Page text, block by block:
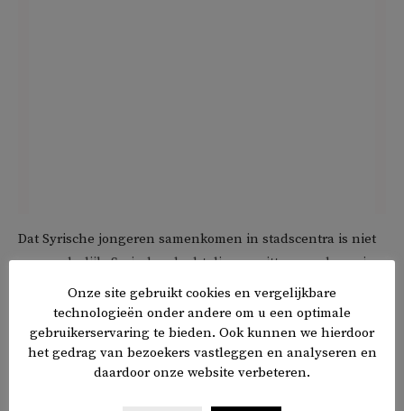
Dat Syrische jongeren samenkomen in stadscentra is niet
verwonderlijk. Syrische vluchtelingen zitten zonder enig
perspectief opgekropt in overvolle opvangplekken, waar
ze al maanden wachten op een nieuwe start. Sinds de
machtsgreep in Syrië geldt er een beslisstop voor Syrische
vluchtelingen, wat tot nog langere wachttijden leidt. De
jongeren hebben niets te doen en geen
Onze site gebruikt cookies en vergelijkbare
technologieën onder andere om u een optimale
gebruikerservaring te bieden. Ook kunnen we hierdoor
het gedrag van bezoekers vastleggen en analyseren en
daardoor onze website verbeteren.